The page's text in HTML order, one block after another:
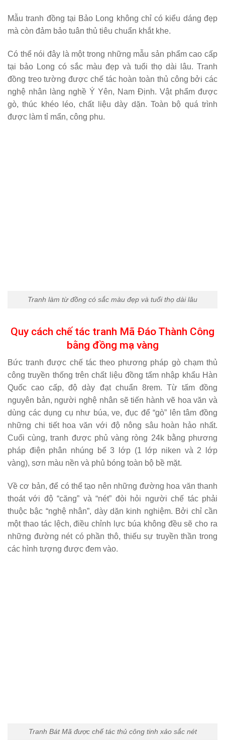
Mẫu tranh đồng tại Bảo Long không chỉ có kiểu dáng đẹp
mà còn đảm bảo tuân thủ tiêu chuẩn khắt khe.
Có thể nói đây là một trong những mẫu sản phẩm cao cấp
tại bảo Long có sắc màu đẹp và tuổi thọ dài lâu. Tranh
đồng treo tường được chế tác hoàn toàn thủ công bởi các
nghệ nhân làng nghề Ý Yên, Nam Định. Vật phẩm được
gò, thúc khéo léo, chất liệu dày dặn. Toàn bộ quá trình
được làm tỉ mẩn, công phu.
Tranh làm từ đồng có sắc màu đẹp và tuổi thọ dài lâu
Quy cách chế tác tranh Mã Đáo Thành Công
bằng đồng mạ vàng
Bức tranh được chế tác theo phương pháp gò chạm thủ
công truyền thống trên chất liệu đồng tấm nhập khẩu Hàn
Quốc cao cấp, độ dày đạt chuẩn 8rem. Từ tấm đồng
nguyên bản, người nghệ nhân sẽ tiến hành vẽ hoa văn và
dùng các dụng cụ như búa, ve, đục để “gò” lên tâm đồng
những chi tiết hoa văn với độ nông sâu hoàn hảo nhất.
Cuối cùng, tranh được phủ vàng ròng 24k bằng phương
pháp điện phân nhúng bể 3 lớp (1 lớp niken và 2 lớp
vàng), sơn màu nền và phủ bóng toàn bộ bề mặt.
Về cơ bản, để có thể tạo nên những đường hoa văn thanh
thoát với độ “căng” và “nét” đòi hỏi người chế tác phải
thuộc bậc “nghệ nhân”, dày dặn kinh nghiệm. Bởi chỉ cần
một thao tác lệch, điều chỉnh lực búa không đều sẽ cho ra
những đường nét có phần thô, thiếu sự truyền thần trong
các hình tượng được đem vào.
Tranh Bát Mã được chế tác thủ công tinh xảo sắc nét